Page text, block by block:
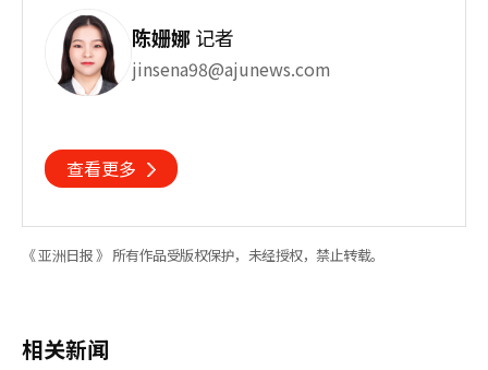
陈姗娜记者
jinsena98@ajunews.com
查看更多
《 亚洲日报 》 所有作品受版权保护，未经授权，禁止转载。
相关新闻